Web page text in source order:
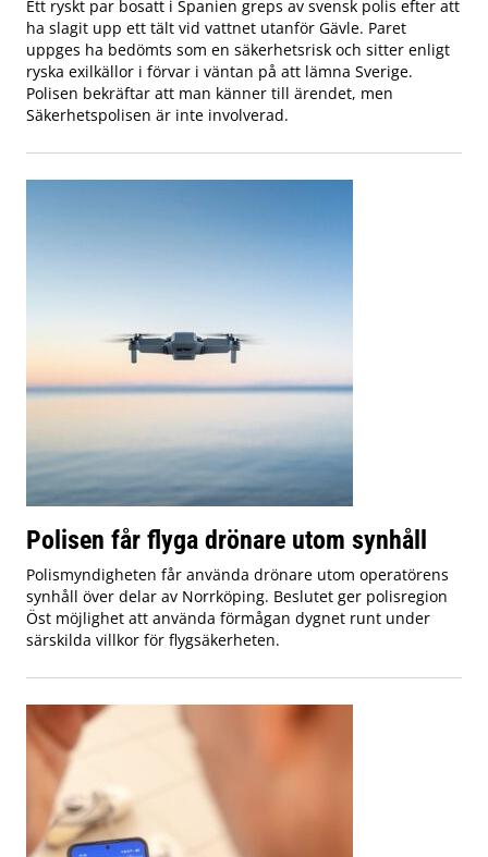
Ett ryskt par bosatt i Spanien greps av svensk polis efter att
ha slagit upp ett tält vid vattnet utanför Gävle. Paret
uppges ha bedömts som en säkerhetsrisk och sitter enligt
ryska exilkällor i förvar i väntan på att lämna Sverige.
Polisen bekräftar att man känner till ärendet, men
Säkerhetspolisen är inte involverad.
Polisen får flyga drönare utom synhåll
Polismyndigheten får använda drönare utom operatörens
synhåll över delar av Norrköping. Beslutet ger polisregion
Öst möjlighet att använda förmågan dygnet runt under
särskilda villkor för flygsäkerheten.